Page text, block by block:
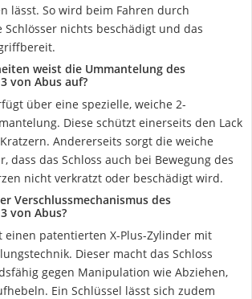
lässt. So wird beim Fahren durch
nichts beschädigt und das
weist die Ummantelung des
von Abus auf?
über eine spezielle, weiche 2-
Diese schützt einerseits den Lack
Andererseits sorgt die weiche
dass das Schloss auch bei Bewegung des
nicht verkratzt oder beschädigt wird.
Verschlussmechanismus des
von Abus?
einen patentierten X-Plus-Zylinder mit
Dieser macht das Schloss
gegen Manipulation wie Abziehen,
Ein Schlüssel lässt sich zudem